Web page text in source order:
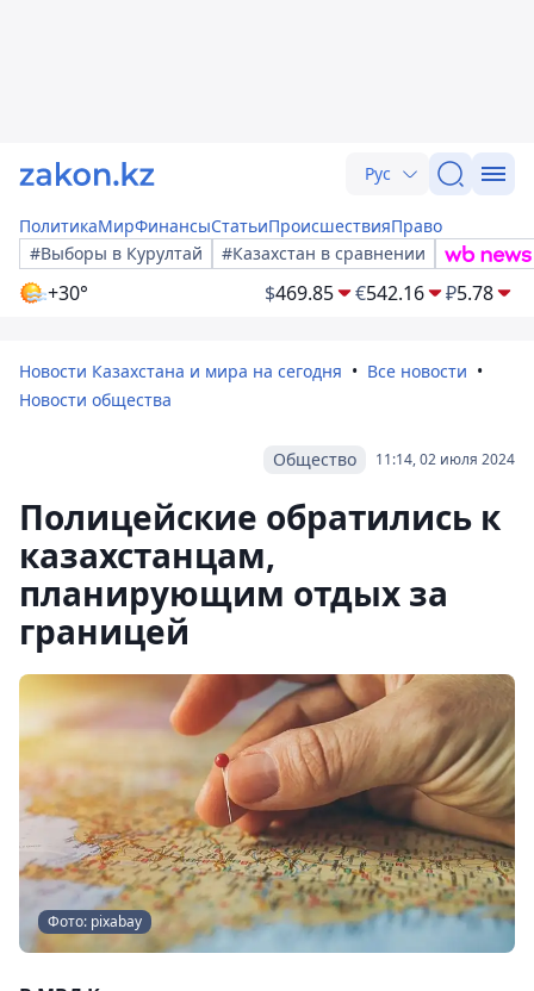
Рус
ПолитикаМирФинансыСтатьиПроисшествияПраво
#Выборы в Курултай
#Казахстан в сравнении
+30° $469.85 €542.16 ₽5.78
Новости Казахстана и мира на сегодня
Все новости
Новости общества
11:14, 02 июля 2024
Общество
Полицейские обратились к
казахстанцам,
планирующим отдых за
границей
Фото: рixabay